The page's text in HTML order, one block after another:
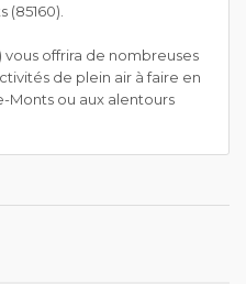
(85160).
vous offrira de nombreuses
de plein air à faire en
Monts ou aux alentours